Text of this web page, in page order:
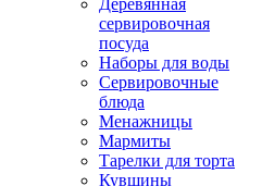
Деревянная
сервировочная
посуда
Наборы для воды
Сервировочные
блюда
Менажницы
Мармиты
Тарелки для торта
Кувшины